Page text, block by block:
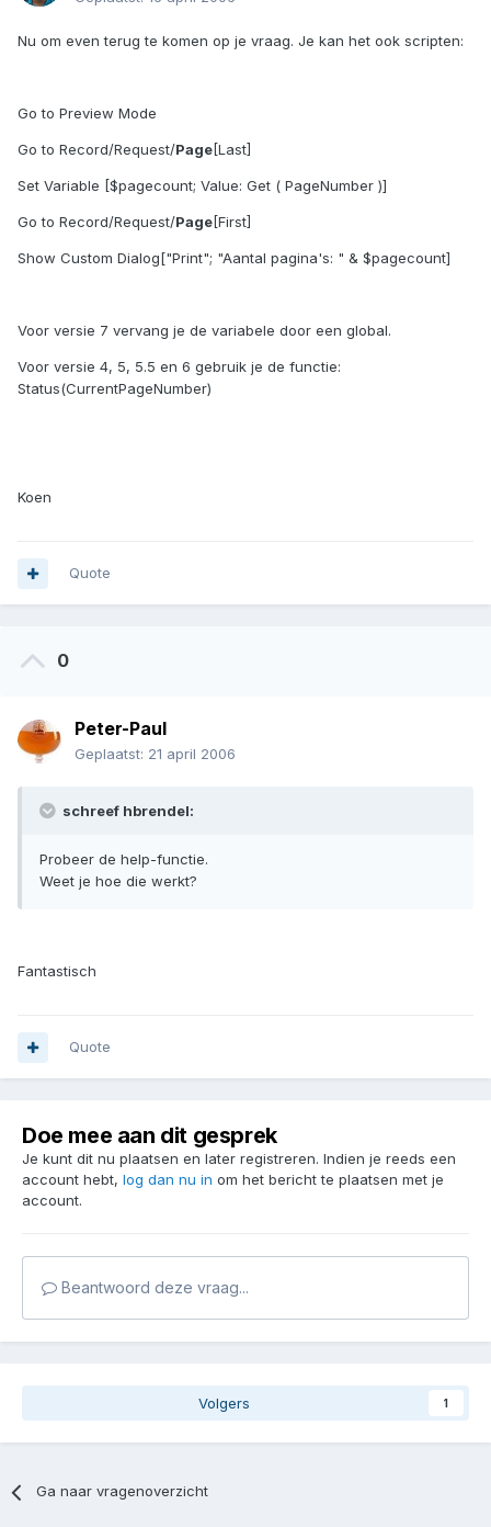
Nu om even terug te komen op je vraag. Je kan het ook scripten:
Go to Preview Mode
Go to Record/Request/Page[Last]
Set Variable [$pagecount; Value: Get ( PageNumber )]
Go to Record/Request/Page[First]
Show Custom Dialog["Print"; "Aantal pagina's: " & $pagecount]
Voor versie 7 vervang je de variabele door een global.
Voor versie 4, 5, 5.5 en 6 gebruik je de functie:
Status(CurrentPageNumber)
Koen
Quote
0
Peter-Paul
Geplaatst: 21 april 2006
schreef hbrendel:
Probeer de help-functie.
Weet je hoe die werkt?
Fantastisch
Quote
Doe mee aan dit gesprek
Je kunt dit nu plaatsen en later registreren. Indien je reeds een
account hebt, log dan nu in om het bericht te plaatsen met je
account.
Beantwoord deze vraag...
Volgers 1
Ga naar vragenoverzicht